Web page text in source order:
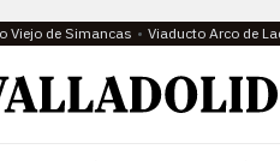
Viejo de Simancas Viaducto Arco de